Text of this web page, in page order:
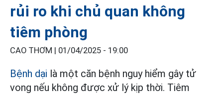
rủi ro khi chủ quan không
tiêm phòng
CAO THƠM | 01/04/2025 - 19:00
Bệnh dại là một căn bệnh nguy hiểm gây tử
vong nếu không được xử lý kịp thời. Tiêm